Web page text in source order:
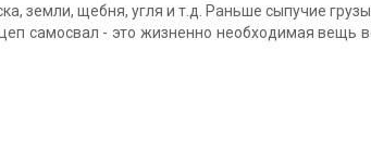
земли, щебня, угля и т.д. Раньше сыпучие
самосвал - это жизненно необходимая вещь